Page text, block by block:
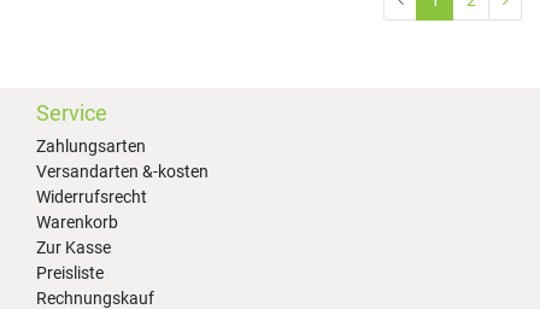
Service
Zahlungsarten
Versandarten &-kosten
Widerrufsrecht
Warenkorb
Zur Kasse
Preisliste
Rechnungskauf